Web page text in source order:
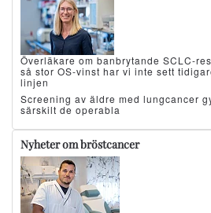
Överläkare om banbrytande SCLC-
så stor OS-vinst har vi inte sett
linjen
Screening av äldre med lungcancer
särskilt de operabla
Nyheter om bröstcancer